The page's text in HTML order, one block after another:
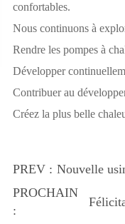
confortables.
Nous continuons à
Rendre les pompes à
Développer
Contribuer au
Créez la plus belle
PREV : Nouvelle
PROCHAIN
: